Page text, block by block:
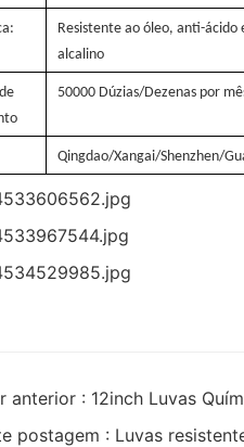
Resistente ao óleo, anti-ácido
alcalino
50000 Dúzias/Dezenas por
Qingdao/Xangai/Shenzhen/
anterior : 12inch Luvas
postagem : Luvas